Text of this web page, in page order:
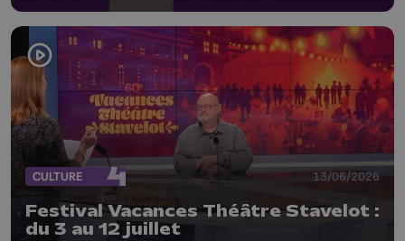
CULTURE 13/06/2026
Festival Vacances Théâtre Stavelot :
du 3 au 12 juillet